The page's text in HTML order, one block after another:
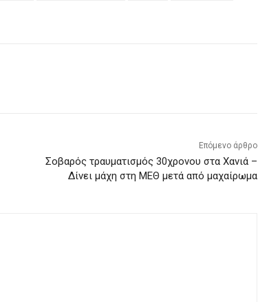
Επόμενο άρθρο
Σοβαρός τραυματισμός 30χρονου στα Χανιά –
Δίνει μάχη στη ΜΕΘ μετά από μαχαίρωμα